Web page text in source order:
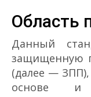
Область
Данный
защищенную
(далее —
основе и